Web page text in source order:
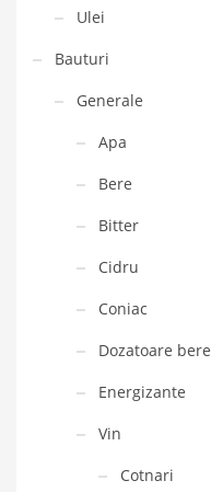
Ulei
Bauturi
Generale
Apa
Bere
Bitter
Cidru
Coniac
Dozatoare bere
Energizante
Vin
Cotnari